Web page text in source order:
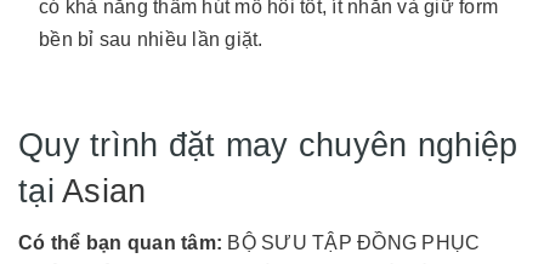
có khả năng thấm hút mồ hôi tốt, ít nhăn và giữ form
bền bỉ sau nhiều lần giặt.
Quy trình đặt may chuyên nghiệp
tạiAsian
Có thể bạn quan tâm: BỘ SƯU TẬP ĐỒNG PHỤC